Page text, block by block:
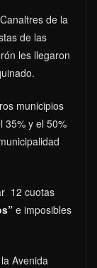
de la
de las
les llegaron
municipios
35% y el 50%
12 cuotas
e imposibles
Avenida